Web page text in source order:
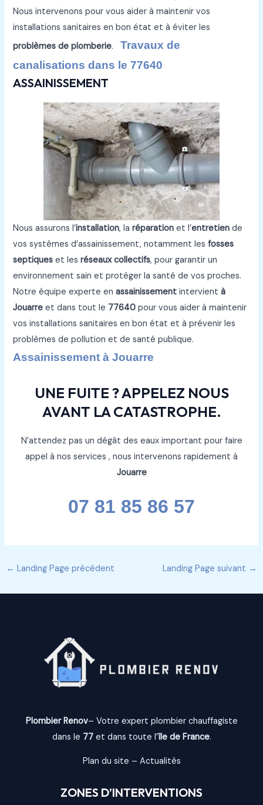
Nous intervenons pour vous aider à maintenir vos
installations sanitaires en bon état et à éviter les
problèmes de plomberie. Travaux de
canalisations dans le 77640
ASSAINISSEMENT
Nous assurons l’installation, laréparation et l’entretien de
vos systèmes d’assainissement, notamment lesfosses
septiques et lesréseaux collectifs, pour garantir un
environnement sain et protéger la santé de vos proches.
Notre équipe experte enassainissement intervientà
Jouarre et dans tout le 77640 pour vous aider à maintenir
vos installations sanitaires en bon état et à prévenir les
problèmes de pollution et de santé publique.
Assainissement à Jouarre
UNE FUITE ? APPELEZ NOUS
AVANT LA CATASTROPHE.
N’attendez pas un dégât des eaux important pour faire
appel à nos services , nous intervenons rapidement à
Jouarre
07 81 85 86 57
← Landing Page précédent Landing Page suivant →
Plombier Renov– Votre expert plombier chauffagiste
dans le 77et dans toute l’île de France.
Plan du site – Actualités
ZONES D’INTERVENTIONS